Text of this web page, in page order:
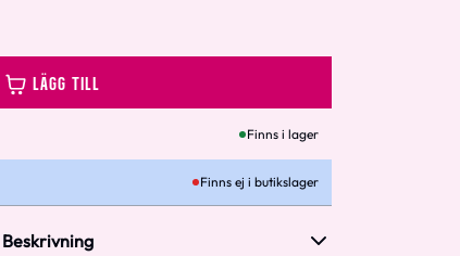
LÄGG TILL
Finns i lager
Finns ej i butikslager
Beskrivning